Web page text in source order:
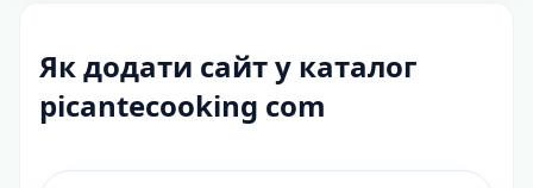
Як додати сайт у каталог
picantecooking com